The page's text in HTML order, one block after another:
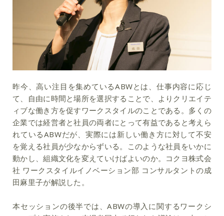
昨今、高い注目を集めているABWとは、仕事内容に応じ
て、自由に時間と場所を選択することで、よりクリエイテ
ィブな働き方を促すワークスタイルのことである。多くの
企業では経営者と社員の両者にとって有益であると考えら
れているABWだが、実際には新しい働き方に対して不安
を覚える社員が少なからずいる。このような社員をいかに
動かし、組織文化を変えていけばよいのか。コクヨ株式会
社 ワークスタイルイノベーション部 コンサルタントの成
田麻里子が解説した。
本セッションの後半では、ABWの導入に関するワークシ